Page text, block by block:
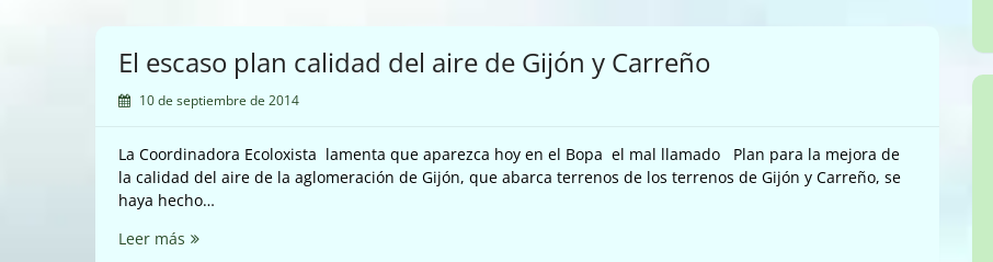
El escaso plan calidad del aire de Gijón y Carreño
10 de septiembre de 2014
La Coordinadora Ecoloxista lamenta que aparezca hoy en el Bopa el mal llamado Plan para la mejora de
la calidad del aire de la aglomeración de Gijón, que abarca terrenos de los terrenos de Gijón y Carreño, se
haya hecho…
Leer más El